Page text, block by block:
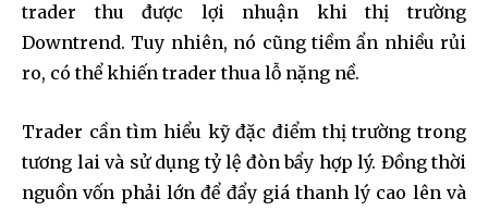
trader thu được lợi nhuận khi thị trường
Downtrend. Tuy nhiên, nó cũng tiềm ẩn nhiều rủi
ro, có thể khiến trader thua lỗ nặng nề.
Trader cần tìm hiểu kỹ đặc điểm thị trường trong
tương lai và sử dụng tỷ lệ đòn bẩy hợp lý. Đồng thời
nguồn vốn phải lớn để đẩy giá thanh lý cao lên và